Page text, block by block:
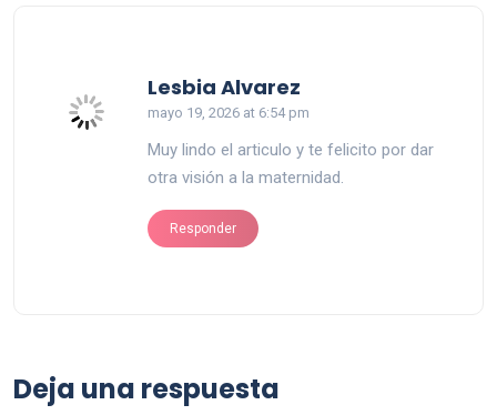
Lesbia Alvarez
mayo 19, 2026 at 6:54 pm
Muy lindo el articulo y te felicito por dar
otra visión a la maternidad.
Responder
Deja una respuesta